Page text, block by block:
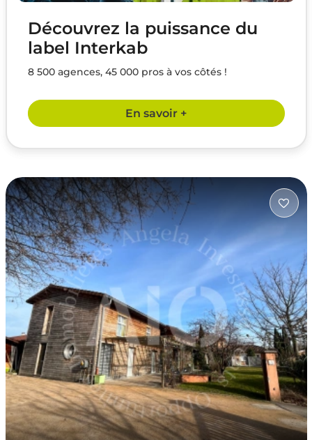
Découvrez la puissance du
label Interkab
8 500 agences, 45 000 pros à vos côtés !
En savoir +